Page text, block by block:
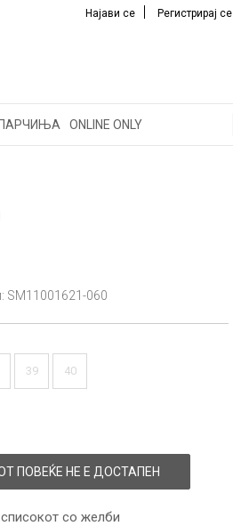
Најави се Регистрирај се
ONLINE ONLY
SM11001621-060
39 40
ПОВЕЌЕ НЕ Е ДОСТАПЕН
списокот со желби